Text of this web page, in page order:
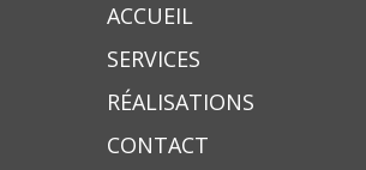
ACCUEIL
SERVICES
RÉALISATIONS
CONTACT